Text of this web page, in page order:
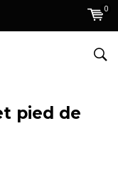
0
pied de